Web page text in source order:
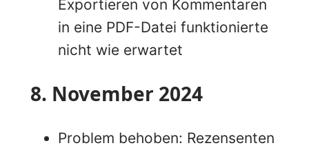
Exportieren von Kommentaren
in eine PDF-Datei funktionierte
nicht wie erwartet
8. November 2024
Problem behoben: Rezensenten